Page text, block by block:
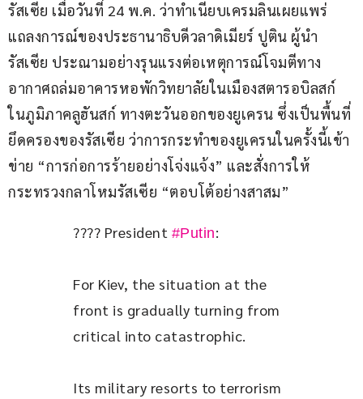
รัสเซีย เมื่อวันที่ 24 พ.ค. ว่าทำเนียบเครมลินเผยแพร่
แถลงการณ์ของประธานาธิบดีวลาดิเมียร์ ปูติน ผู้นำ
รัสเซีย ประณามอย่างรุนแรงต่อเหตุการณ์โจมตีทาง
อากาศถล่มอาคารหอพักวิทยาลัยในเมืองสตารอบิลสก์
ในภูมิภาคลูฮันสก์ ทางตะวันออกของยูเครน ซึ่งเป็นพื้นที่
ยึดครองของรัสเซีย ว่าการกระทำของยูเครนในครั้งนี้เข้า
ข่าย “การก่อการร้ายอย่างโจ่งแจ้ง” และสั่งการให้
กระทรวงกลาโหมรัสเซีย “ตอบโต้อย่างสาสม”
???? President #Putin:
For Kiev, the situation at the
front is gradually turning from
critical into catastrophic.
Its military resorts to terrorism